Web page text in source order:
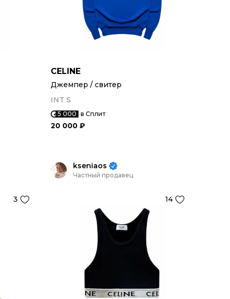
CELINE
Джемпер / свитер
INT S
5 000 в Сплит
20 000 ₽
3
kseniaos
Частный продавец
14